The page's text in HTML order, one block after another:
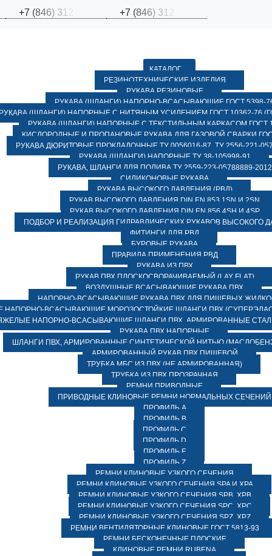
+7 (846) 31 +7 (846) 31
КАТАЛОГ
РЕЗИНОТЕХНИЧЕСКИЕ ИЗДЕЛИЯ
РУКАВА РЕЗИНОВЫЕ
РУКАВА (ШЛАНГИ) НАПОРНО-ВСАСЫВАЮЩИЕ ГОСТ 5398-
(ШЛАНГИ) НАПОРНЫЕ С НИТЯНЫМ УСИЛЕНИЕМ ГОСТ 10362-76
РУКАВА (ШЛАНГИ) НАПОРНЫЕ С ТЕКСТИЛЬНЫМ КАРКАСОМ ГОСТ
КИСЛОРОДНЫЕ И ПРОПАНОВЫЕ РУКАВА ДЛЯ ГАЗОВОЙ СВАРКИ
РУКАВА ДЮРИТОВЫЕ ПРОКЛАДОЧНЫЕ ТУ 0056016-87, ТУ 2556-221-
РУКАВА (ШЛАНГИ) НАПОРНЫЕ ТУ 38-105998-91
РУКАВА, ШЛАНГИ ДЛЯ ПОЛИВА ТУ 2559-223-05788889-2012
СИЛИКОНОВЫЕ РУКАВА
РУКАВА ВЫСОКОГО ДАВЛЕНИЯ (РВД)
РУКАВ ВЫСОКОГО ДАВЛЕНИЯ DIN EN 853 1SN И 2SN
РУКАВ ВЫСОКОГО ДАВЛЕНИЯ DIN EN 856 4SH И 4SP
ПОДБОР И РЕАЛИЗАЦИЯ ГИДРАВЛИЧЕСКИХ РУКАВОВ ВЫСОКОГО
ФИТИНГИ ДЛЯ РВД
БУРОВЫЕ РУКАВА
ПРАВИЛА ПРИМЕНЕНИЯ РВД
РУКАВА ИЗ ПВХ
РУКАВ ПВХ ПЛОСКОСВОРАЧИВАЕМЫЙ (LAY FLAT)
ВОЗДУШНЫЕ ВСАСЫВАЮЩИЕ РУКАВА ПВХ
НАПОРНО-ВСАСЫВАЮЩИЕ РУКАВА ПВХ ДЛЯ ПИЩЕВЫХ
НАПОРНО-ВСАСЫВАЮЩИЕ МОРОЗОСТОЙКИЕ ШЛАНГИ ПВХ
НАПОРНО-ВСАСЫВАЮЩИЕ ШЛАНГИ ПВХ, АРМИРОВАННЫЕ
РУКАВА ПВХ НАПОРНЫЕ
ШЛАНГИ ПВХ, АРМИРОВАННЫЕ СИНТЕТИЧЕСКОЙ НИТЬЮ
АРМИРОВАННЫЙ РУКАВ ПВХ ПИЩЕВОЙ
ТРУБКА МБС ИЗ ПВХ (НЕ АРМИРОВАННАЯ)
ТРУБКА ИЗ ПВХ ПРОЗРАЧНАЯ
РЕМНИ ПРИВОДНЫЕ
ПРИВОДНЫЕ КЛИНОВЫЕ РЕМНИ НОРМАЛЬНЫХ СЕЧЕНИЙ
ПРОФИЛЬ A
ПРОФИЛЬ B
ПРОФИЛЬ C
ПРОФИЛЬ D
ПРОФИЛЬ E
ПРОФИЛЬ Z
РЕМНИ КЛИНОВЫЕ УЗКОГО СЕЧЕНИЯ
РЕМНИ КЛИНОВЫЕ УЗКОГО СЕЧЕНИЯ SPA И XPA
РЕМНИ КЛИНОВЫЕ УЗКОГО СЕЧЕНИЯ SPB, XPB
РЕМНИ КЛИНОВЫЕ УЗКОГО СЕЧЕНИЯ SPC, XPC
РЕМНИ КЛИНОВЫЕ УЗКОГО СЕЧЕНИЯ SPZ, XPZ
РЕМНИ ВЕНТИЛЯТОРНЫЕ КЛИНОВЫЕ ГОСТ 5813-93
РЕМНИ БЕСКОНЕЧНЫЕ ПЛОСКИЕ
КЛИНОВЫЕ РЕМНИ RUBENA